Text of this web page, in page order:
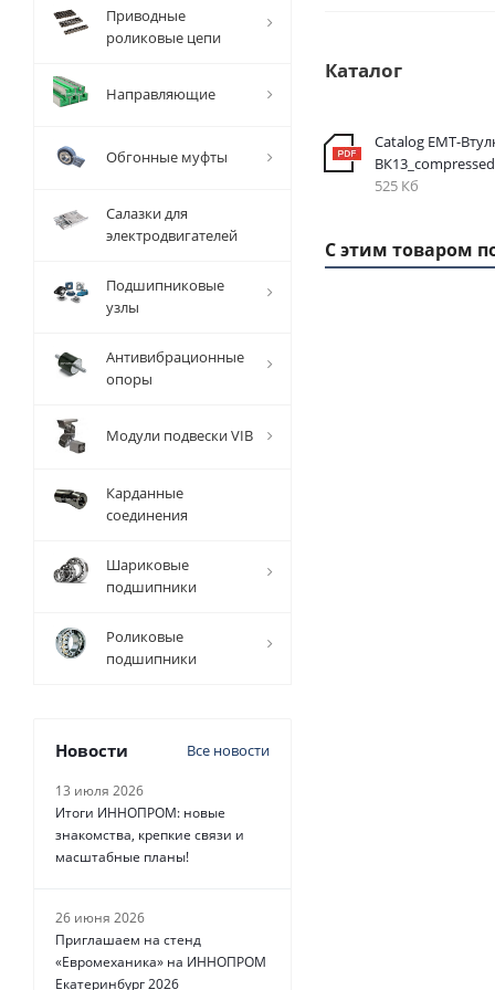
Каталог
Catalog EMT-
ВК13_compressed
525 Кб
С этим товаром
Приводные
роликовые цепи
Направляющие
Обгонные муфты
Салазки для
электродвигателей
Подшипниковые
узлы
Антивибрационные
опоры
Модули подвески VIB
Карданные
соединения
Шариковые
подшипники
Роликовые
подшипники
Новости Все новости
13 июля 2026
Итоги ИННОПРОМ: новые
знакомства, крепкие связи и
масштабные планы!
26 июня 2026
Приглашаем на стенд
«Евромеханика» на ИННОПРОМ
Екатеринбург 2026